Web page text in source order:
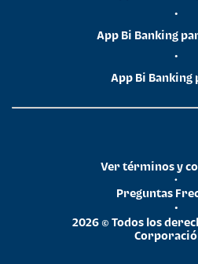
•
App Bi Banking
•
App Bi Banking
2026 © Todos los
•
Preguntas
•
Ver términos y